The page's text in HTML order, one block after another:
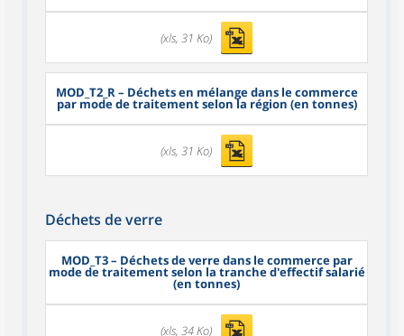
(xls, 31 Ko)
MOD_T2_R– Déchets en mélange dans le commerce
par mode de traitement selon la région (en tonnes)
(xls, 31 Ko)
Déchets de verre
MOD_T3– Déchets de verre dans le commerce par
mode de traitement selon la tranche d'effectif salarié
(en tonnes)
(xls, 34 Ko)